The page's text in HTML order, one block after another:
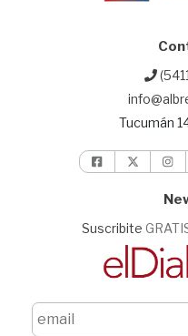
Tucumán
Suscribite